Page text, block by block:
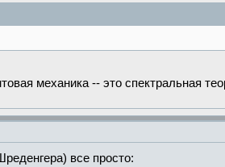
механика -- это спектральная
все просто: